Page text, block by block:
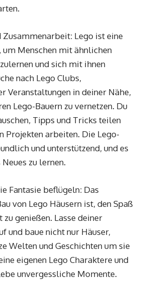
Zusammenarbeit: Lego ist eine
Menschen mit ähnlichen
und sich mit ihnen
nach Lego Clubs,
Veranstaltungen in deiner Nähe,
Lego-Bauern zu vernetzen. Du
Tipps und Tricks teilen
Projekten arbeiten. Die Lego-
und unterstützend, und es
zu lernen.
Fantasie beflügeln: Das
von Lego Häusern ist, den Spaß
genießen. Lasse deiner
und baue nicht nur Häuser,
Welten und Geschichten um sie
eigenen Lego Charaktere und
unvergessliche Momente.